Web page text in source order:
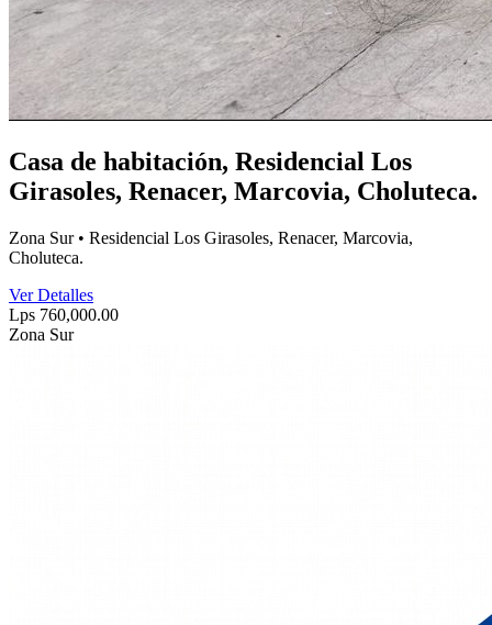
Casa de habitación, Residencial Los
Girasoles, Renacer, Marcovia, Choluteca.
Zona Sur • Residencial Los Girasoles, Renacer, Marcovia,
Choluteca.
Ver Detalles
Lps 760,000.00
Zona Sur